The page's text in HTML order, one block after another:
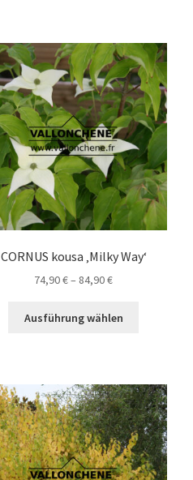
auf.
Die
Optionen
können
auf
der
gewählt
werden
CORNUS kousa ‚Milky Way‘
74,90€– 84,90€Preisspanne:
bis
Ausführung wählen
Varianten
auf.
Die
Optionen
können
auf